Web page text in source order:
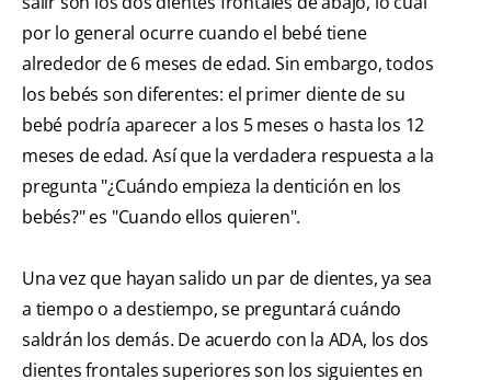
por lo general ocurre cuando el bebé tiene
alrededor de 6 meses de edad. Sin embargo, todos
los bebés son diferentes: el primer diente de su
bebé podría aparecer a los 5 meses o hasta los 12
meses de edad. Así que la verdadera respuesta a la
pregunta "¿Cuándo empieza la dentición en los
bebés?" es "Cuando ellos quieren".
Una vez que hayan salido un par de dientes, ya sea
a tiempo o a destiempo, se preguntará cuándo
saldrán los demás. De acuerdo con la ADA, los dos
dientes frontales superiores son los siguientes en